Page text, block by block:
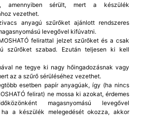
amennyiben sérült, mert a készülék
vezethet.
anyagú szűrőket ajánlott rendszeres
levegővel kifúvatni.
felirattal jelzet szűrőket és a csak
szűrőket szabad. Ezután teljesen ki kell
ne tegye ki nagy hőingadozásnak vagy
az a szűrő sérüléséhez vezethet.
esetben papír anyagúak, így (ha nincs
felirat) ne mossa ki azokat, érdemes
magasnyomású levegővel
a készülék melegedését okozza, akkor